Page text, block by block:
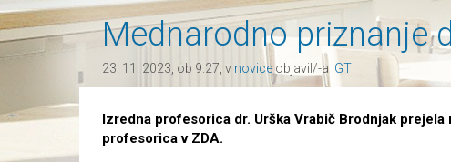
Mednarodno priznanje
23. 11. 2023, ob 9.27, v novice objavil/-a IGT
Izredna profesorica dr. Urška Vrabič Brodnjak
profesorica v ZDA.